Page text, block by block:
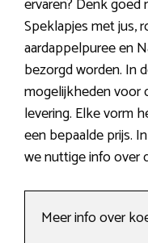
ervaren? Denk
Speklapjes met jus,
aardappelpuree en
bezorgd worden. In
mogelijkheden voor
levering. Elke vorm
een bepaalde prijs.
we nuttige info over
Meer info over